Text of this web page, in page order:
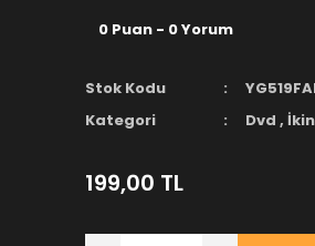
0 Puan - 0 Yorum
Stok Kodu
Kategori
Dvd ,
199,00 TL